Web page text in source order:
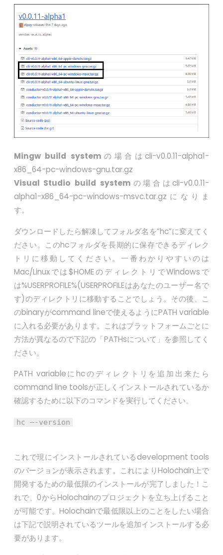
Mingw build system の場合はcli-v0.0.11-alpha1-
x86_64-pc-windows-gnu.tar.gz
Visual Studio build system の場合はcli-v0.0.11-
alpha1-x86_64-pc-windows-msvc.tar.gzになりま
す。
ダウンロードしたら解凍してフォルダ名を”hc”に変えてく
ださい。このhcフォルダを長期的に保存できるディレク
トリに移動してください。一番わかりやすいのは
Mac/Linuxでは$HOMEのディレクトリでWindowsで
は%USERPROFILE%(USERPROFILEはあなたのユーザー名で
す)のディレクトリに移動することでしょう。その後、こ
のbinaryがcommand lineで使えるようにPATH variable
に入れる必要があります。これはプラットフォームごとに
方法が異なるので下記の「PATHsについて」を参照してく
ださい。
PATH variableにhcのディレクトリを追加出来たら
command line toolsが正しくインストールされているか
確認するために以下のコマンドを実行してください。
hc –-version
これで現にインストールされているdevelopment tools
のバージョンが表示されます。これによりHolochain上で
開発するための最低限のインストールが完了しました！こ
れで、0からHolochainのプロジェクトを立ち上げること
が可能です。Holochainで最低限以上のことをしたい場合
は下記で説明されているツールを追加インストールする必
要があります。